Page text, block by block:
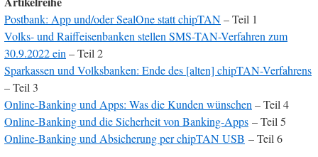
Postbank: App und/oder SealOne statt chipTAN– Teil 1
Volks- und Raiffeisenbanken stellen SMS-TAN-Verfahren zum
30.9.2022 ein – Teil 2
Sparkassen und Volksbanken: Ende des [alten] chipTAN-Verfahrens
– Teil 3
Online-Banking und Apps: Was die Kunden wünschen – Teil 4
Online-Banking und die Sicherheit von Banking-Apps – Teil 5
Online-Banking und Absicherung per chipTAN USB – Teil 6